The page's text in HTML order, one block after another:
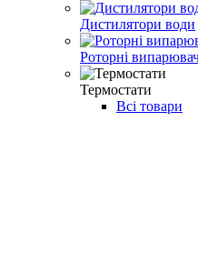
Дистилятори води
Роторні
Термостати
Всі товари